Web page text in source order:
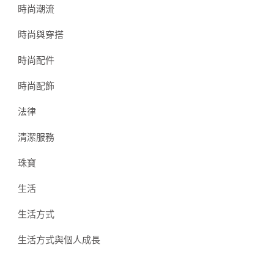
時尚潮流
時尚與穿搭
時尚配件
時尚配飾
法律
清潔服務
珠寶
生活
生活方式
生活方式與個人成長